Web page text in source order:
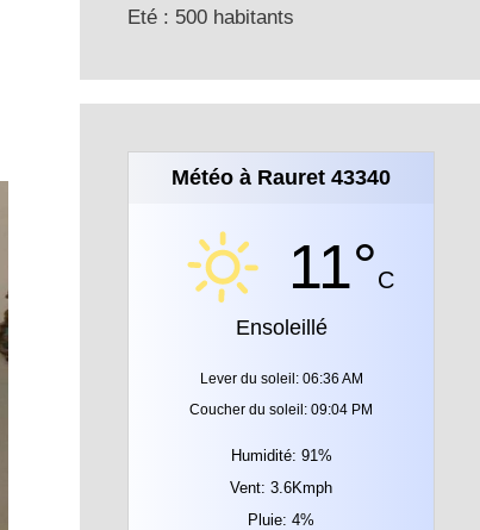
Eté : 500 habitants
Météo à Rauret 43340
11°C
Ensoleillé
Lever du soleil: 06:36 AM
Coucher du soleil: 09:04 PM
Humidité: 91%
Vent: 3.6Kmph
Pluie: 4%